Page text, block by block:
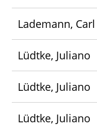
Lademann, Carl
Lüdtke, Juliano
Lüdtke, Juliano
Lüdtke, Juliano